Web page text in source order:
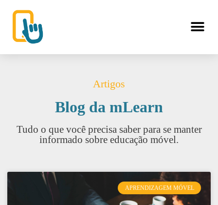
Artigos
Blog da mLearn
Tudo o que você precisa saber para se manter
informado sobre educação móvel.
APRENDIZAGEM MÓVEL